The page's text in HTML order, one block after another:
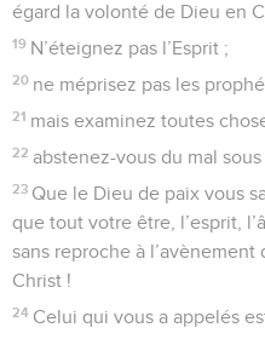
égard la volonté de Dieu en
19 N’éteignez pas l’Esprit ;
20 ne méprisez pas les
21 mais examinez toutes
22 abstenez-vous du mal
23 Que le Dieu de paix vous
que tout votre être, l’esprit,
sans reproche à
Christ !
24 Celui qui vous a appelés